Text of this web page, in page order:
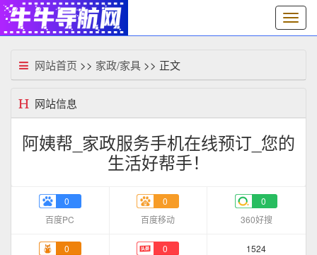
切
换
网站首页 >> 家政/家具 >> 正文
网站信息
阿姨帮_家政服务手机在线预订_您的
生活好帮手！
0
百度PC
0
百度移动
0
360好搜
0
0
1524